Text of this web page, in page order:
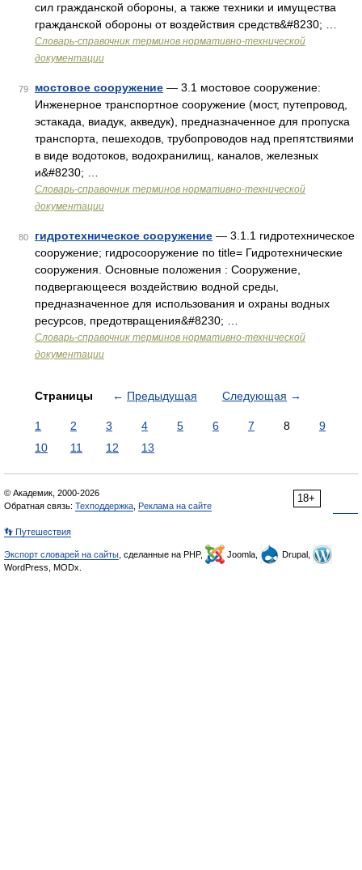
сил гражданской обороны, а также техники и имущества
гражданской обороны от воздействия средств&#8230; …
Словарь-справочник терминов нормативно-технической
документации
79 мостовое сооружение — 3.1 мостовое сооружение:
Инженерное транспортное сооружение (мост, путепровод,
эстакада, виадук, акведук), предназначенное для пропуска
транспорта, пешеходов, трубопроводов над препятствиями
в виде водотоков, водохранилищ, каналов, железных
и&#8230; …
Словарь-справочник терминов нормативно-технической
документации
80 гидротехническое сооружение — 3.1.1 гидротехническое
сооружение; гидросооружение по title= Гидротехнические
сооружения. Основные положения : Сооружение,
подвергающееся воздействию водной среды,
предназначенное для использования и охраны водных
ресурсов, предотвращения&#8230; …
Словарь-справочник терминов нормативно-технической
документации
Страницы ← Предыдущая Следующая →
1 2 3 4 5 6 7 8
9
10
11 12 13
18+
© Академик, 2000-2026
Обратная связь: Техподдержка Реклама на сайте
👣 Путешествия
Экспорт словарей на сайты , сделанные на PHP, Joomla,
Drupal,
WordPress, MODx.